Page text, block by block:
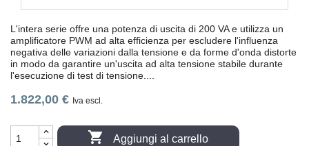
L'intera serie offre una potenza di uscita di 200 VA e utilizza un
amplificatore PWM ad alta efficienza per escludere l'influenza
negativa delle variazioni dalla tensione e da forme d'onda distorte
in modo da garantire un'uscita ad alta tensione stabile durante
l'esecuzione di test di tensione....
1.822,00 € Iva escl.
 Aggiungi al carrello